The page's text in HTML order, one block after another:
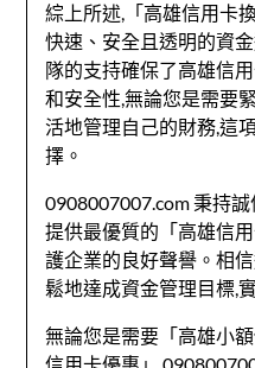
綜上所述,「高雄信用卡
快速、安全且透明的資
隊的支持確保了高雄信
和安全性,無論您是需要
活地管理自己的財務,這
擇。
0908007007.com 秉持
提供最優質的「高雄信
護企業的良好聲譽。相
鬆地達成資金管理目標,
無論您是需要「高雄小